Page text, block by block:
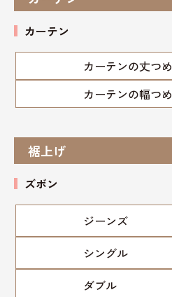
カーテン
カーテンの丈つめ
カーテンの幅つめ
裾上げ
ズボン
ジーンズ
シングル
ダブル